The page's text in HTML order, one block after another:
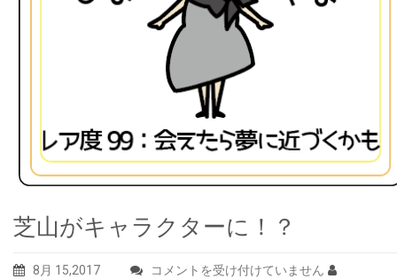
芝山がキャラクターに！？
8月 15,2017
芝
コメントを受け付けていません